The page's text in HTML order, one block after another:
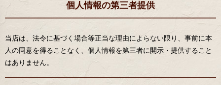
個人情報の第三者提供
当店は、法令に基づく場合等正当な理由によらない限り、事前に本
人の同意を得ることなく、個人情報を第三者に開示・提供すること
はありません。